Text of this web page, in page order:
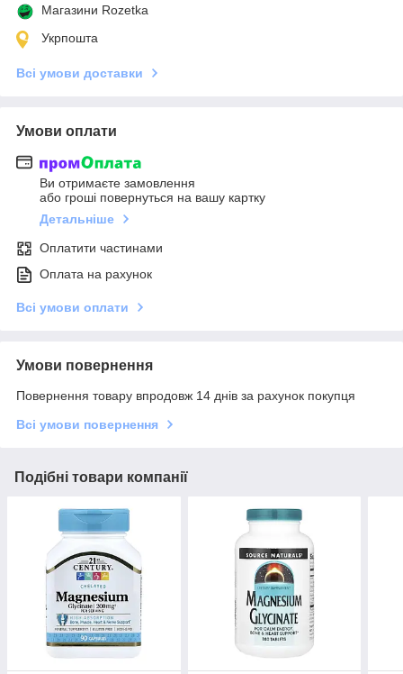
Магазини Rozetka
Укрпошта
Всі умови доставки
Умови оплати
Ви отримаєте замовлення
або гроші повернуться на вашу картку
Детальніше
Оплатити частинами
Оплата на рахунок
Всі умови оплати
Умови повернення
Повернення товару впродовж 14 днів за рахунок покупця
Всі умови повернення
Подібні товари компанії